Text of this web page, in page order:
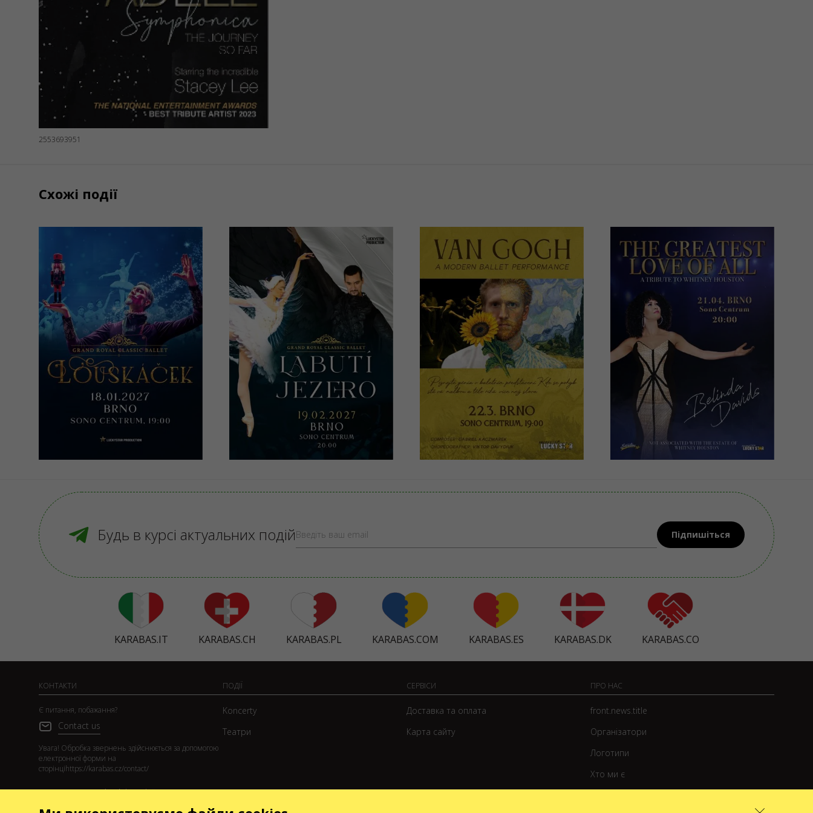
2553693951
Схожі події
18/01/202719:00
Louskáček by
Grand Royal
Classic Ballet
Brno, Sono Centrum
990 - 1390 CZK
19/02/2027 20:00
LABUTÍ JEZERO -
Grand Royal
Classic Ballet
Brno, Sono Centrum
990 - 1090 CZK
КУПИТИ
22/03/202719:00
Van Gogh —
taneční
představení
Brno, Sono Centrum
990 - 1390 CZK
21/04/202720:00
The Greatest
Love of All,
Whitney Houston
Tribute by
Belinda Davids
Brno, Sono Centrum
1090 - 1790 CZK
Будь в курсі актуальних подій Підпишіться
KARABAS.IT KARABAS.CH KARABAS.PL KARABAS.COM KARABAS.ES KARABAS.DK KARABAS.CO
КОНТАКТИ
Є питання, побажання?
Contact us
Увага! Обробка звернень здійснюється за допомогою
електронної форми на
сторінціhttps://karabas.cz/contact/
Toto jsou internetové stránky společnosti GO2SHOW.CZ
ПОДІЇ
Koncerty
Театри
СЕРВІСИ
Доставка та оплата
Карта сайту
ПРО НАС
front.news.title
Організатори
Логотипи
Хто ми є